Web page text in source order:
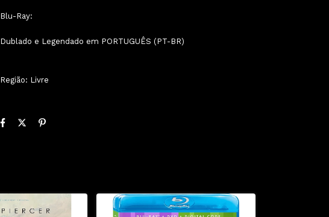
Blu-Ray:
Dublado e Legendado em PORTUGUÊS (PT-BR)
Região: Livre